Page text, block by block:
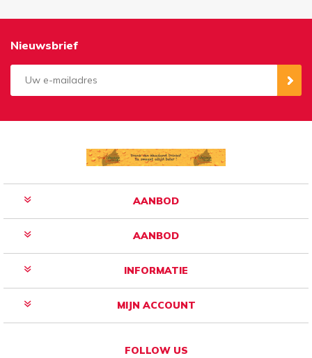
Nieuwsbrief
AANBOD
AANBOD
INFORMATIE
MIJN ACCOUNT
FOLLOW US